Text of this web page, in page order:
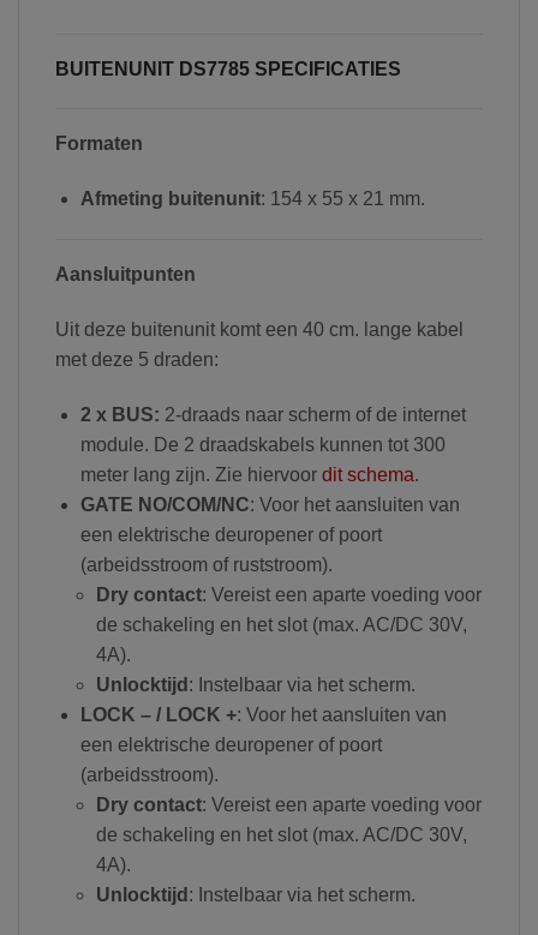
BUITENUNIT DS7785 SPECIFICATIES
Formaten
Afmeting buitenunit: 154 x 55 x 21 mm.
Aansluitpunten
Uit deze buitenunit komt een 40 cm. lange kabel
met deze 5 draden:
2 x BUS: 2-draads naar scherm of de internet
module. De 2 draadskabels kunnen tot 300
meter lang zijn. Zie hiervoor dit schema.
GATE NO/COM/NC: Voor het aansluiten van
een elektrische deuropener of poort
(arbeidsstroom of ruststroom).
Dry contact: Vereist een aparte voeding voor
de schakeling en het slot (max. AC/DC 30V,
4A).
Unlocktijd : Instelbaar via het scherm.
LOCK – / LOCK +: Voor het aansluiten van
een elektrische deuropener of poort
(arbeidsstroom).
Dry contact: Vereist een aparte voeding voor
de schakeling en het slot (max. AC/DC 30V,
4A).
Unlocktijd : Instelbaar via het scherm.